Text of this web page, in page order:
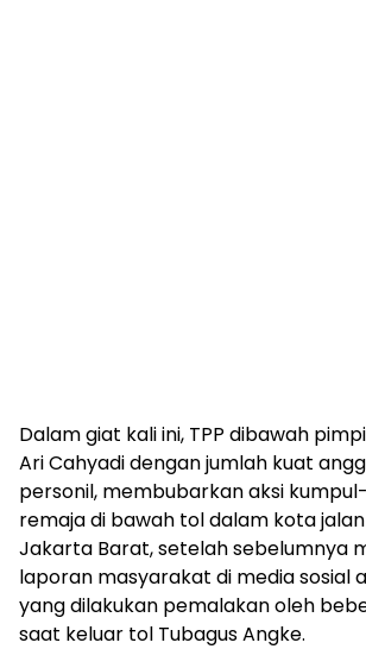
Dalam giat kali ini, TPP dibawah
Ari Cahyadi dengan jumlah kuat
personil, membubarkan aksi
remaja di bawah tol dalam kota
Jakarta Barat, setelah sebelumnya
laporan masyarakat di media sosial
yang dilakukan pemalakan oleh
saat keluar tol Tubagus Angke.